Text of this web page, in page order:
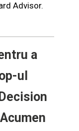
Advisor.
a
ul